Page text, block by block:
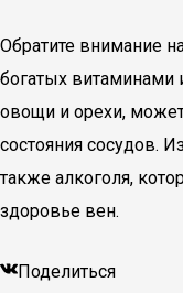
Обратите внимание
богатых витаминами
овощи и орехи,
состояния сосудов.
также алкоголя,
здоровье вен.
Поделиться